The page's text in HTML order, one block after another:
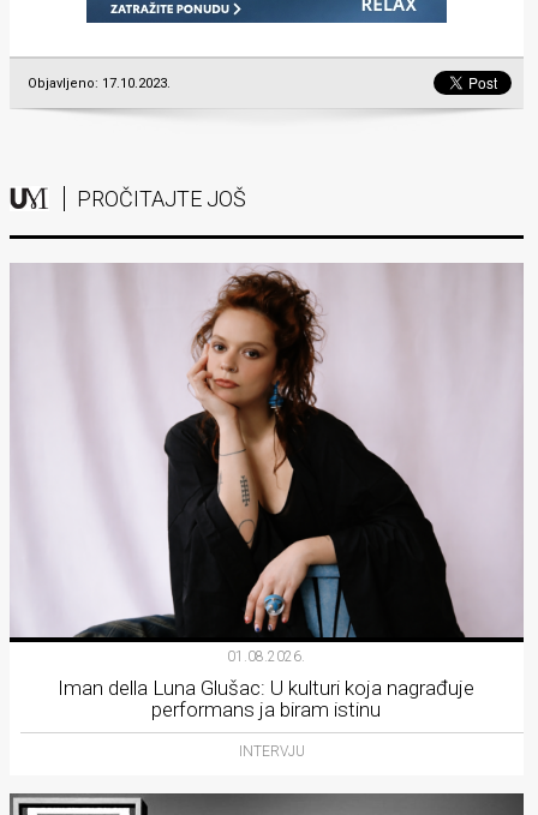
Objavljeno: 17.10.2023.
PROČITAJTE JOŠ
01.08.2026.
Iman della Luna Glušac: U kulturi koja nagrađuje
performans ja biram istinu
INTERVJU